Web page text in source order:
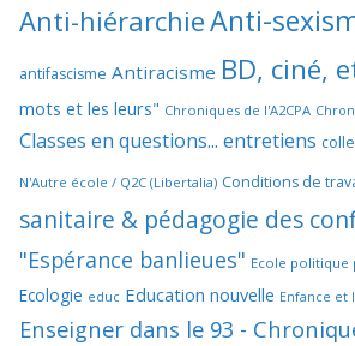
Anti-hiérarchieAnti-
antifascisme Antiracisme BD, ciné,
mots et les leurs" Chroniques de l'A2CPA
Classes en questions... entretiens
N'Autre école / Q2C (Libertalia) Conditions de
sanitaire & pédagogie des
"Espérance banlieues" Ecole politique
Ecologie educ Education nouvelle Enfance et
Enseigner dans le 93 -